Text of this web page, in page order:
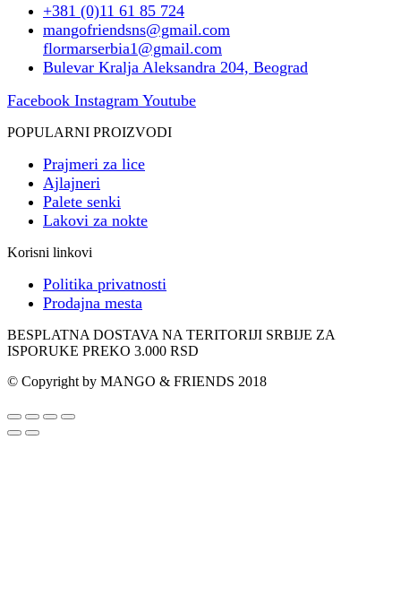
+381 (0)11 61 85 724
mangofriendsns@gmail.com
flormarserbia1@gmail.com
Bulevar Kralja Aleksandra 204, Beograd
Facebook Instagram Youtube
POPULARNI PROIZVODI
Prajmeri za lice
Ajlajneri
Palete senki
Lakovi za nokte
Korisni linkovi
Politika privatnosti
Prodajna mesta
BESPLATNA DOSTAVA NA TERITORIJI SRBIJE ZA
ISPORUKE PREKO 3.000 RSD
© Copyright by MANGO & FRIENDS 2018